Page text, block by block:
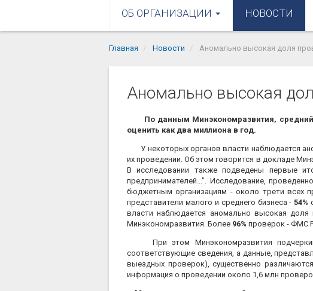
ОБ ОРГАНИЗАЦИИ НОВОСТИ
Главная Новости Аномально высокая доля
Аномально высокая
По данным Минэкономразвития, средний
оценить как два миллиона в год.
У некоторых органов власти наблюдается
их проведении. Об этом говорится в докладе
В исследовании также подведены первые
предпринимателей...". Исследование,
бюджетным организациям - около трети всех
представители малого и среднего бизнеса -54%
власти наблюдается аномально высокая
Минэкономразвития. Более 96% проверок - ФМС
При этом Минэкономразвития
соответствующие сведения, а данные,
выездных проверок), существенно
информация о проведении около 1,6 млн